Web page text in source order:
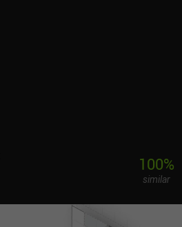
100%
similar